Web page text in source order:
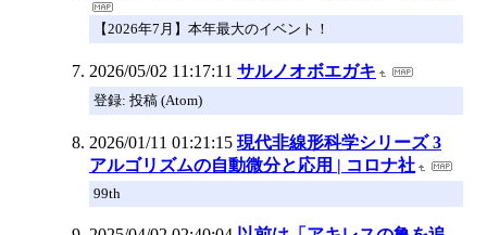
【2026年7月】本年最大のイベント！
2026/05/02 11:17:11 サルノオボエガキ
登録: 投稿 (Atom)
2026/01/11 01:21:15 現代非線形科学シリーズ 3
アルゴリズムの自動微分と応用 | コロナ社
99th